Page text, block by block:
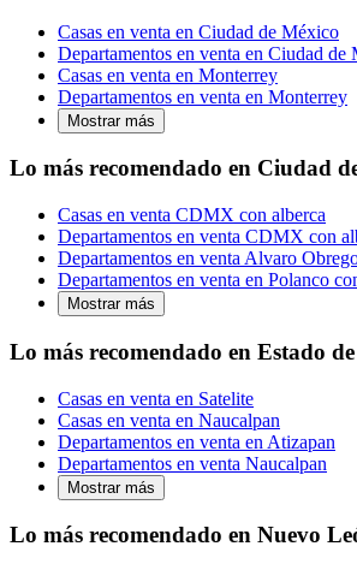
Casas en venta en Ciudad de México
Departamentos en venta en Ciudad de
Casas en venta en Monterrey
Departamentos en venta en Monterrey
Mostrar más
Lo más recomendado en Ciudad
Casas en venta CDMX con alberca
Departamentos en venta CDMX con
Departamentos en venta Alvaro
Departamentos en venta en Polanco
Mostrar más
Lo más recomendado en Estado
Casas en venta en Satelite
Casas en venta en Naucalpan
Departamentos en venta en Atizapan
Departamentos en venta Naucalpan
Mostrar más
Lo más recomendado en Nuevo